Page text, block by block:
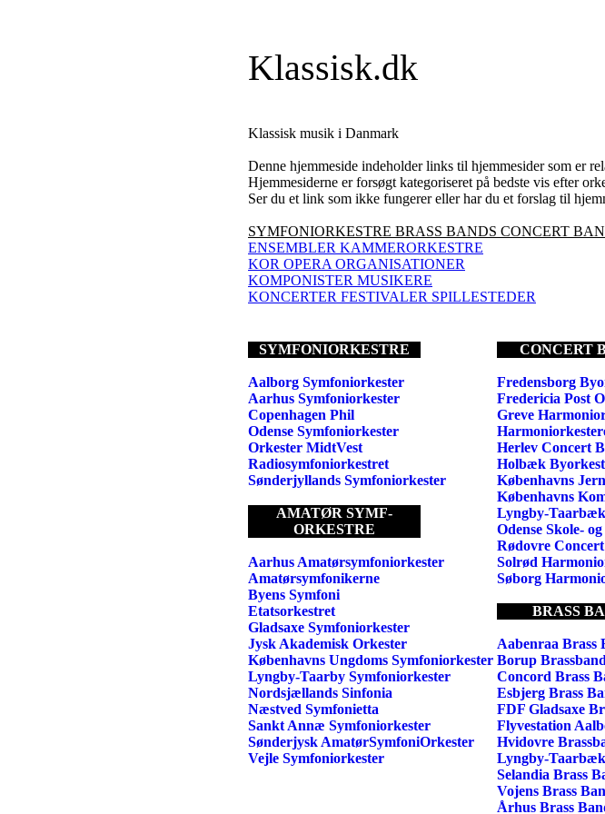
Klassisk.dk
Klassisk musik i Danmark
Denne hjemmeside indeholder links til hjemmesider som er
Hjemmesiderne er forsøgt kategoriseret på bedste vis efter
Ser du et link som ikke fungerer eller har du et forslag til
SYMFONIORKESTRE BRASS BANDS CONCERT
ENSEMBLER KAMMERORKESTRE
KOR OPERA ORGANISATIONER
KOMPONISTER MUSIKERE
KONCERTER FESTIVALER SPILLESTEDER
SYMFONIORKESTRE
Aalborg Symfoniorkester
Aarhus Symfoniorkester
Copenhagen Phil
Odense Symfoniorkester
Orkester MidtVest
Radiosymfoniorkestret
Sønderjyllands Symfoniorkester
AMATØR SYMF-
ORKESTRE
Aarhus Amatørsymfoniorkester
Amatørsymfonikerne
Byens Symfoni
Etatsorkestret
Gladsaxe Symfoniorkester
Jysk Akademisk Orkester
Københavns Ungdoms Symfoniorkester
Lyngby-Taarby Symfoniorkester
Nordsjællands Sinfonia
Næstved Symfonietta
Sankt Annæ Symfoniorkester
Sønderjysk AmatørSymfoniOrkester
Vejle Symfoniorkester
CONCERT
Fredensborg
Fredericia Post
Greve
Herlev Concert
Holbæk
Københavns
Københavns
Lyngby-
Odense Skole-
Rødovre
Solrød
Søborg
BRASS
Aabenraa Brass
Borup Brassband
Concord Brass
Esbjerg Brass
FDF Gladsaxe
Flyvestation
Hvidovre
Lyngby-
Selandia Brass
Vojens Brass
Århus Brass